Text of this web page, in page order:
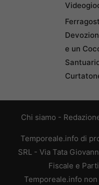
e un
Chi siamo -
Temporeale.info di
SRL - Via Tata
Fiscale e
Temporeale.info